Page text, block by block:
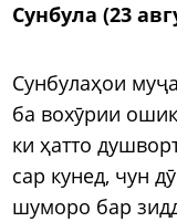
Сунбула (23
Сунбулаҳои
ба вохӯрии
ки ҳатто
сар кунед, чун
шуморо бар